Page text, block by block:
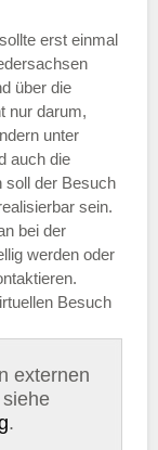
erst einmal
über die
nur darum,
unter
auch die
soll der Besuch
sein.
bei der
werden oder
Besuch
externen
.